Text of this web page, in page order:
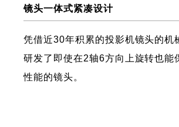
镜头一体式紧凑设计
凭借近30年积累的投影机镜头的机
研发了即使在2轴6方向上旋转也能
性能的镜头。